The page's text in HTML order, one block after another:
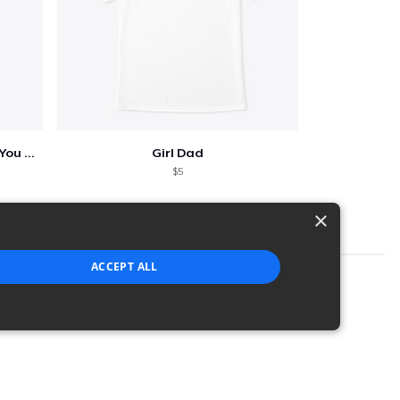
Who Needs A Superhero When You Have Dad Girl Dad
$5
×
ACCEPT ALL